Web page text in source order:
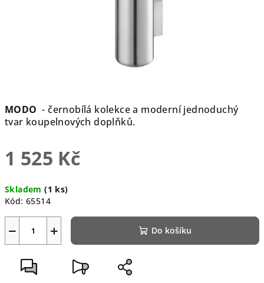
MODO - černobílá kolekce a moderní jednoduchý
tvar koupelnových doplňků.
1 525 Kč
cena:
Skladem(1 ks)
Kód: 65514
+
− Do košíku